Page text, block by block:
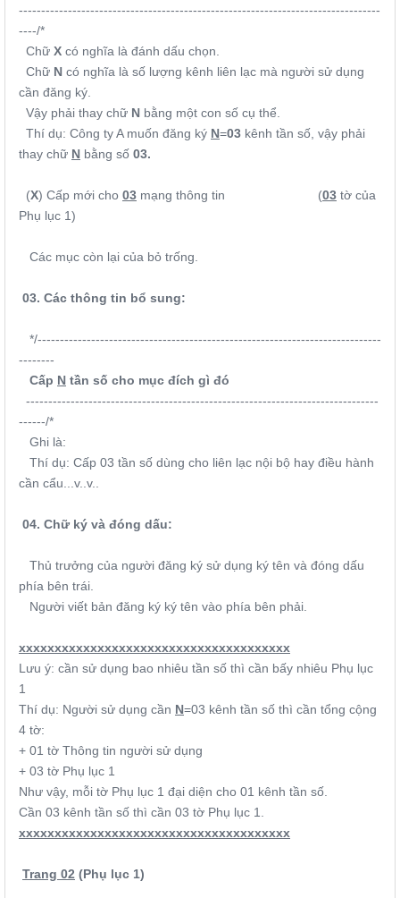
---------------------------------------------------------------------------------
----/*
Chữ X có nghĩa là đánh dấu chọn.
Chữ N có nghĩa là số lượng kênh liên lạc mà người sử dụng
cần đăng ký.
Vậy phải thay chữ N bằng một con số cụ thể.
Thí dụ: Công ty A muốn đăng ký N=03 kênh tần số, vậy phải
thay chữ N bằng số 03.
(X) Cấp mới cho 03 mạng thông tin (03 tờ của
Phụ lục 1)
Các mục còn lại của bỏ trống.
03. Các thông tin bổ sung:
*/-----------------------------------------------------------------------------
--------
Cấp N tần số cho mục đích gì đó
-------------------------------------------------------------------------------
------/*
Ghi là:
Thí dụ: Cấp 03 tần số dùng cho liên lạc nội bộ hay điều hành
cần cẩu...v..v..
04. Chữ ký và đóng dấu:
Thủ trưởng của người đăng ký sử dụng ký tên và đóng dấu
phía bên trái.
Người viết bản đăng ký ký tên vào phía bên phải.
xxxxxxxxxxxxxxxxxxxxxxxxxxxxxxxxxxxxxx
Lưu ý: cần sử dụng bao nhiêu tần số thì cần bấy nhiêu Phụ lục
1
Thí dụ: Người sử dụng cần N=03 kênh tần số thì cần tổng cộng
4 tờ:
+ 01 tờ Thông tin người sử dụng
+ 03 tờ Phụ lục 1
Như vậy, mỗi tờ Phụ lục 1 đại diện cho 01 kênh tần số.
Cần 03 kênh tần số thì cần 03 tờ Phụ lục 1.
xxxxxxxxxxxxxxxxxxxxxxxxxxxxxxxxxxxxxx
Trang 02 (Phụ lục 1)